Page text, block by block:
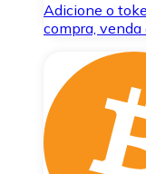
Adicione o
compra, venda